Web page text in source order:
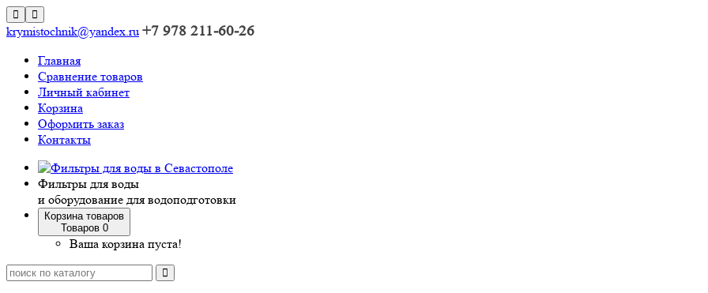
krymistochnik@yandex.ru +7 978 211-60-26
Главная
Сравнение товаров
Личный кабинет
Корзина
Оформить заказ
Контакты
Фильтры для воды
и оборудование для водоподготовки
Корзина товаров
Товаров 0
Ваша корзина пуста!